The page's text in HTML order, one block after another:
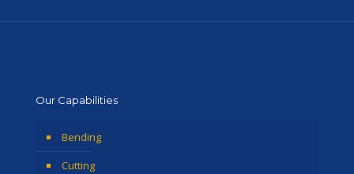
Our Capabilities
Bending
Cutting